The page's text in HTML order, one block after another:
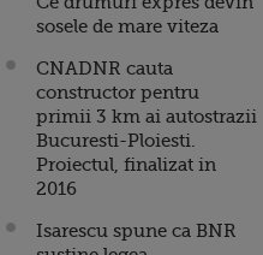
sosele de mare viteza
CNADNR cauta
constructor pentru
primii 3 km ai autostrazii
Bucuresti-Ploiesti.
Proiectul, finalizat in
2016
Isarescu spune ca BNR